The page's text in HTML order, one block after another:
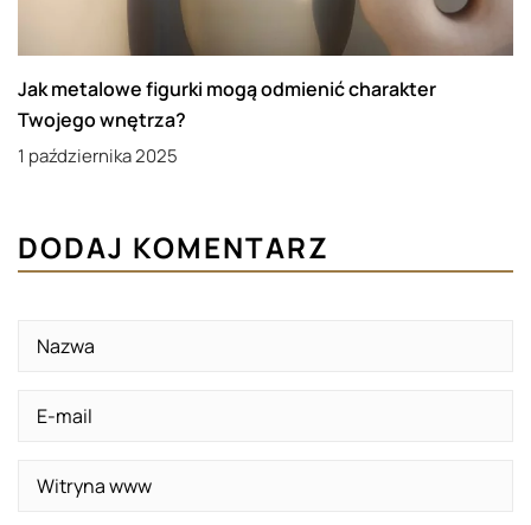
Jak metalowe figurki mogą odmienić charakter
Twojego wnętrza?
1 października 2025
DODAJ KOMENTARZ